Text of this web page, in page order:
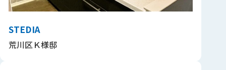
STEDIA
荒川区Ｋ様邸